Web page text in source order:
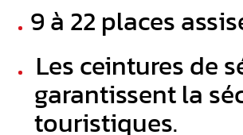
9 à 22 places
Les ceintures de
garantissent la
touristiques.